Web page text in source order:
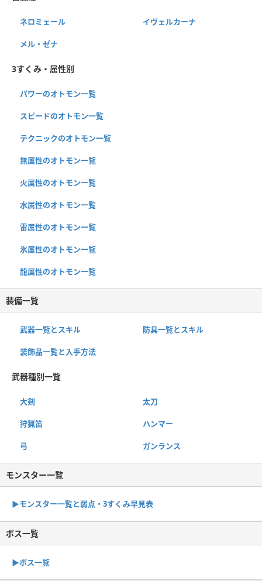
ネロミェール イヴェルカーナ
メル・ゼナ
3すくみ・属性別
パワーのオトモン一覧
スピードのオトモン一覧
テクニックのオトモン一覧
無属性のオトモン一覧
火属性のオトモン一覧
水属性のオトモン一覧
雷属性のオトモン一覧
氷属性のオトモン一覧
龍属性のオトモン一覧
装備一覧
武器一覧とスキル 防具一覧とスキル
装飾品一覧と入手方法
武器種別一覧
大剣 太刀
狩猟笛 ハンマー
弓 ガンランス
モンスター一覧
▶︎モンスター一覧と弱点・3すくみ早見表
ボス一覧
▶︎ボス一覧